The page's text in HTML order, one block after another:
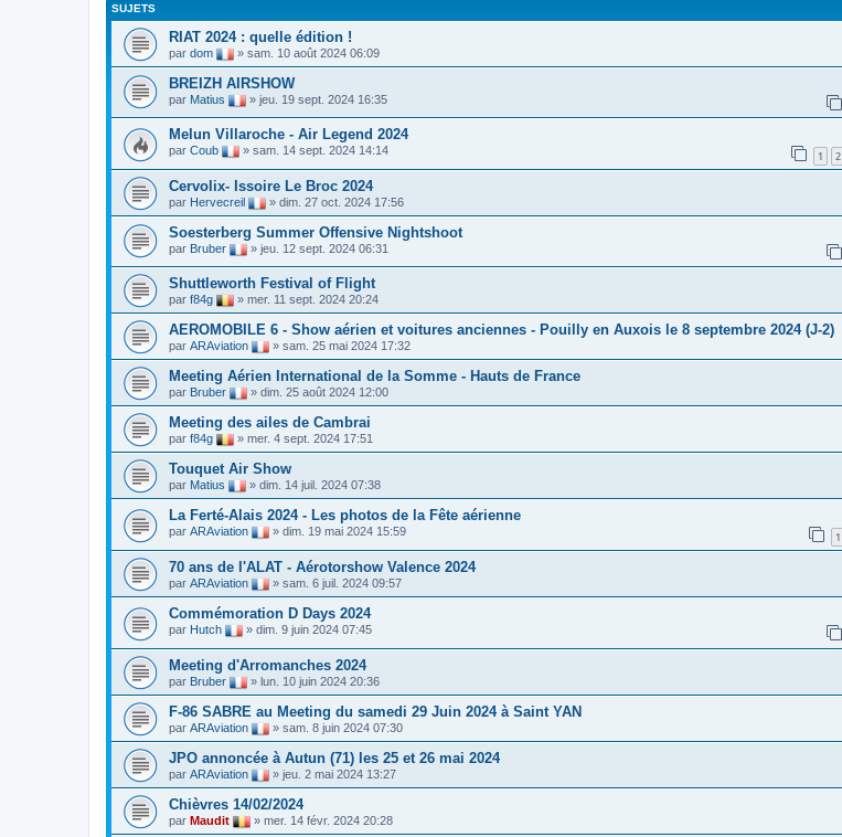
SUJETS
RIAT 2024 : quelle édition !
par dom » sam. 10 août 2024 06:09
BREIZH AIRSHOW
par Matius » jeu. 19 sept. 2024 16:35
Melun Villaroche - Air Legend 2024
par Coub » sam. 14 sept. 2024 14:14 1 2
Cervolix- Issoire Le Broc 2024
par Hervecreil » dim. 27 oct. 2024 17:56
Soesterberg Summer Offensive Nightshoot
par Bruber » jeu. 12 sept. 2024 06:31
Shuttleworth Festival of Flight
par f84g » mer. 11 sept. 2024 20:24
AEROMOBILE 6 - Show aérien et voitures anciennes - Pouilly en Auxois le 8 septembre 2024 (J-2)
par ARAviation » sam. 25 mai 2024 17:32
Meeting Aérien International de la Somme - Hauts de France
par Bruber » dim. 25 août 2024 12:00
Meeting des ailes de Cambrai
par f84g » mer. 4 sept. 2024 17:51
Touquet Air Show
par Matius » dim. 14 juil. 2024 07:38
La Ferté-Alais 2024 - Les photos de la Fête aérienne
par ARAviation » dim. 19 mai 2024 15:59 1
70 ans de l'ALAT - Aérotorshow Valence 2024
par ARAviation » sam. 6 juil. 2024 09:57
Commémoration D Days 2024
par Hutch » dim. 9 juin 2024 07:45
Meeting d'Arromanches 2024
par Bruber » lun. 10 juin 2024 20:36
F-86 SABRE au Meeting du samedi 29 Juin 2024 à Saint YAN
par ARAviation » sam. 8 juin 2024 07:30
JPO annoncée à Autun (71) les 25 et 26 mai 2024
par ARAviation » jeu. 2 mai 2024 13:27
Chièvres 14/02/2024
par Maudit » mer. 14 févr. 2024 20:28